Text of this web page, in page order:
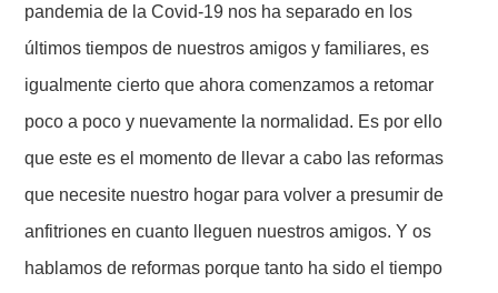
pandemia de la Covid-19 nos ha separado en los
últimos tiempos de nuestros amigos y familiares, es
igualmente cierto que ahora comenzamos a retomar
poco a poco y nuevamente la normalidad. Es por ello
que este es el momento de llevar a cabo las reformas
que necesite nuestro hogar para volver a presumir de
anfitriones en cuanto lleguen nuestros amigos. Y os
hablamos de reformas porque tanto ha sido el tiempo